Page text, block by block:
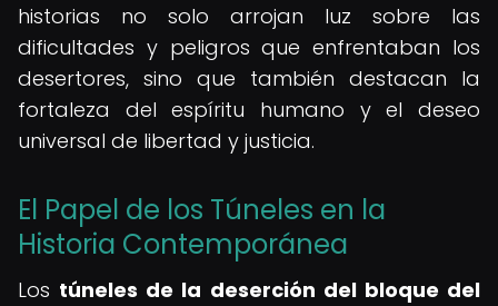
historias no solo arrojan luz sobre las
dificultades y peligros que enfrentaban los
desertores, sino que también destacan la
fortaleza del espíritu humano y el deseo
universal de libertad y justicia.
El Papel de los Túneles en la
Historia Contemporánea
Los túneles de la deserción del bloque del